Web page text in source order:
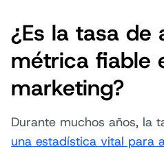
¿Es la tasa de
métrica fiable
marketing?
Durante muchos años, la
una estadística vital para